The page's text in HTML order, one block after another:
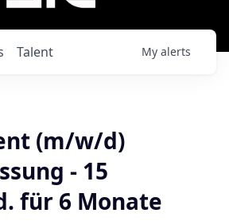
Talent My alerts
(m/w/d)
- 15
für 6 Monate